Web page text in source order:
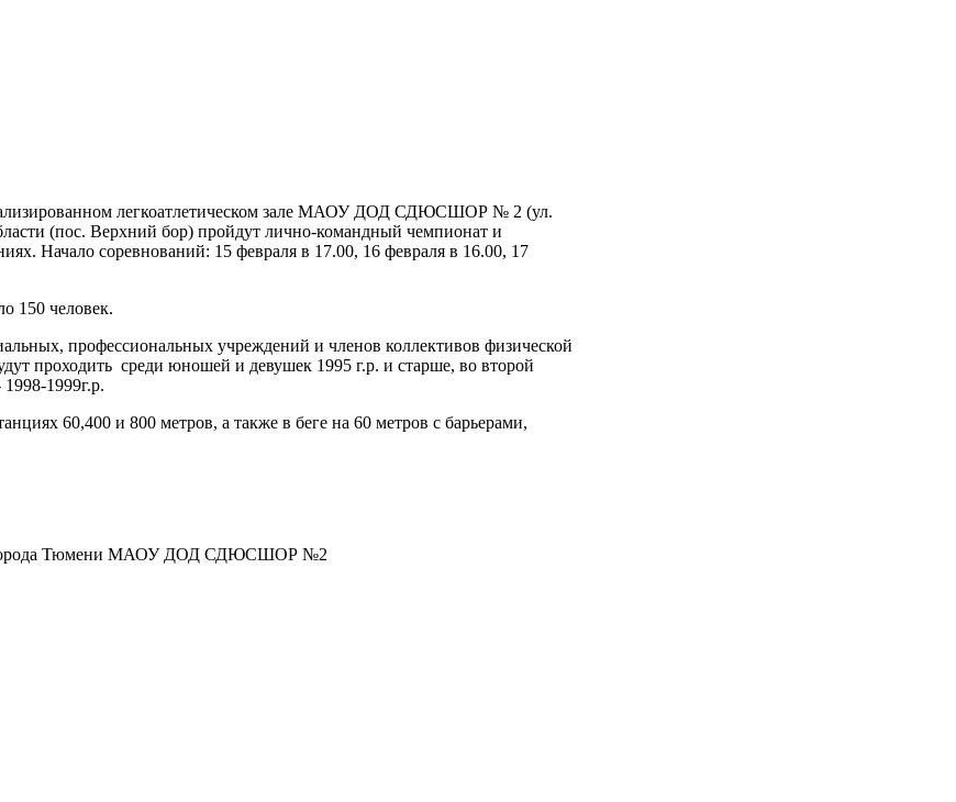
легкоатлетическом зале МАОУ ДОД СДЮСШОР № 2 (ул.
(пос. Верхний бор) пройдут лично-командный чемпионат и
Начало соревнований: 15 февраля в 17.00, 16 февраля в 16.00, 17
150 человек.
профессиональных учреждений и членов коллективов физической
проходить среди юношей и девушек 1995 г.р. и старше, во второй
1999г.р.
60,400 и 800 метров, а также в беге на 60 метров с барьерами,
города Тюмени МАОУ ДОД СДЮСШОР №2